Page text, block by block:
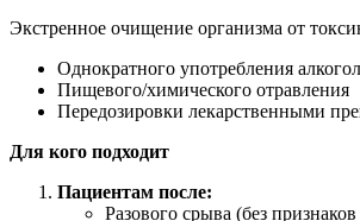
Экстренное очищение организма от
Однократного употребления
Пищевого/химического отравления
Передозировки лекарственными
Для кого подходит
Пациентам после:
Разового срыва (без